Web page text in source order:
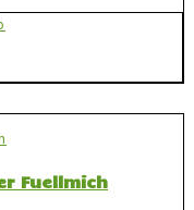
Fuellmich